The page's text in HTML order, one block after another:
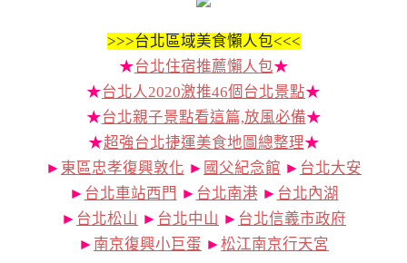
>>>台北區域美食懶人包<<<
★台北住宿推薦懶人包★
★台北人2020激推46個台北景點★
★台北親子景點看這篇,放風必備★
★超強台北捷運美食地圖總整理★
► 東區忠孝復興敦化 ► 國父紀念館 ► 台北大安
► 台北車站西門 ► 台北南港 ► 台北內湖
► 台北松山 ► 台北中山 ► 台北信義市政府
► 南京復興小巨蛋 ► 松江南京行天宮